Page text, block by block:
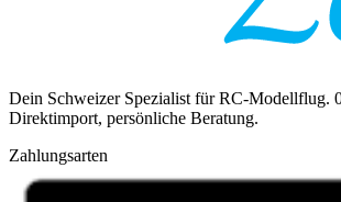
Dein Schweizer Spezialist für RC-Modellflug.
Direktimport, persönliche Beratung.
Zahlungsarten